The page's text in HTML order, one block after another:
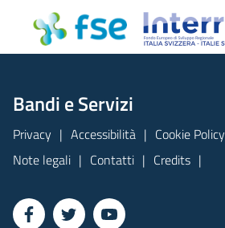
Bandi e Servizi
Privacy Accessibilità
Cookie Policy
Note legali
Contatti Credits